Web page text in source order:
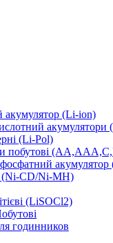
акумулятор (Li-ion)
акумулятори
(Li-Pol)
побутові
фосфатний
(Ni-CD/Ni-MH)
(LiSOCl2)
годинников